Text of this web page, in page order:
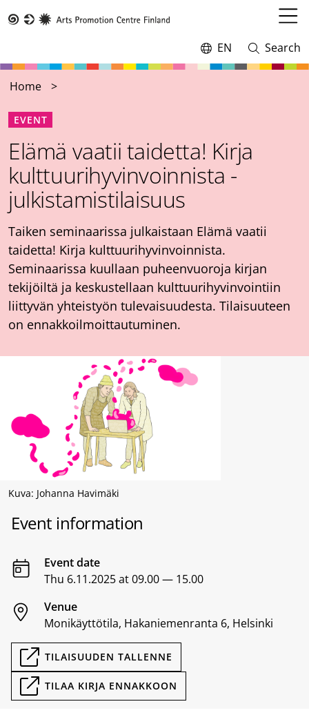
to
menu
Switch
language,
EN
Open
and
Search
Home
EVENT
Elämä vaatii taidetta! Kirja
kulttuurihyvinvoinnista -
julkistamistilaisuus
Taiken seminaarissa julkaistaan Elämä vaatii
taidetta! Kirja kulttuurihyvinvoinnista.
Seminaarissa kuullaan puheenvuoroja kirjan
tekijöiltä ja keskustellaan kulttuurihyvinvointiin
liittyvän yhteistyön tulevaisuudesta. Tilaisuuteen
on ennakkoilmoittautuminen.
Kuva: Johanna Havimäki
Event information
Event date
Thu 6.11.2025 at 09.00 — 15.00
Venue
Monikäyttötila, Hakaniemenranta 6, Helsinki
TILAISUUDEN TALLENNE
TILAA KIRJA ENNAKKOON